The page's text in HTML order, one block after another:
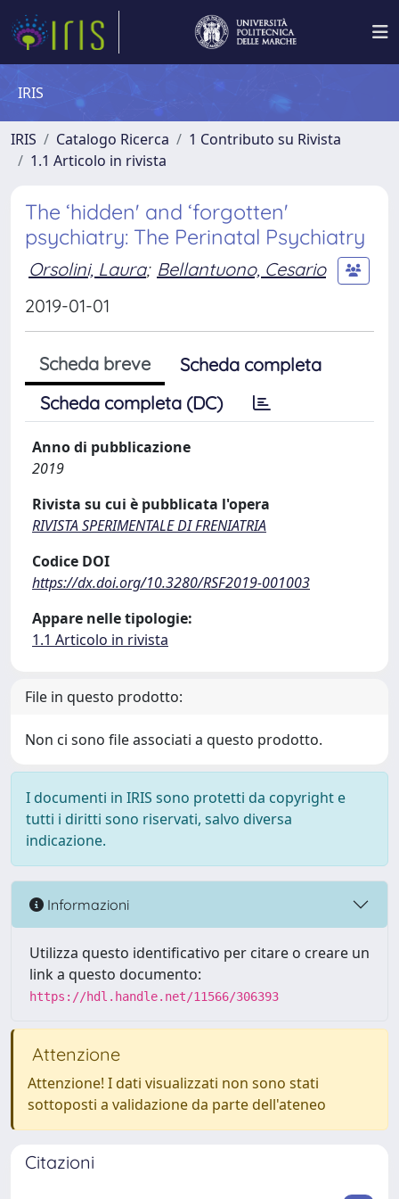
IRIS
IRIS Catalogo Ricerca
1 Contributo su Rivista
1.1 Articolo in rivista
The ‘hidden' and ‘forgotten'
psychiatry: The Perinatal Psychiatry
Orsolini, Laura; Bellantuono, Cesario
2019-01-01
Scheda breve
Scheda completa
Scheda completa (DC)
Anno di pubblicazione
2019
Rivista su cui è pubblicata l'opera
RIVISTA SPERIMENTALE DI FRENIATRIA
Codice DOI
https://dx.doi.org/10.3280/RSF2019-001003
Appare nelle tipologie:
1.1 Articolo in rivista
File in questo prodotto:
Non ci sono file associati a questo prodotto.
I documenti in IRIS sono protetti da copyright e
tutti i diritti sono riservati, salvo diversa
indicazione.
Informazioni
Utilizza questo identificativo per citare o creare un
link a questo documento:
https://hdl.handle.net/11566/306393
Attenzione
Attenzione! I dati visualizzati non sono stati
sottoposti a validazione da parte dell'ateneo
Citazioni